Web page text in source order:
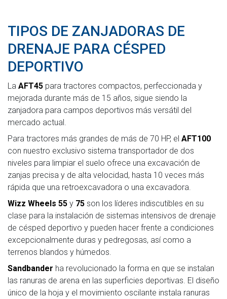
TIPOS DE ZANJADORAS DE
DRENAJE PARA CÉSPED
DEPORTIVO
La AFT45 para tractores compactos, perfeccionada y
mejorada durante más de 15 años, sigue siendo la
zanjadora para campos deportivos más versátil del
mercado actual.
Para tractores más grandes de más de 70 HP, el AFT100
con nuestro exclusivo sistema transportador de dos
niveles para limpiar el suelo ofrece una excavación de
zanjas precisa y de alta velocidad, hasta 10 veces más
rápida que una retroexcavadora o una excavadora.
Wizz Wheels 55 y 75 son los líderes indiscutibles en su
clase para la instalación de sistemas intensivos de drenaje
de césped deportivo y pueden hacer frente a condiciones
excepcionalmente duras y pedregosas, así como a
terrenos blandos y húmedos.
Sandbander ha revolucionado la forma en que se instalan
las ranuras de arena en las superficies deportivas. El diseño
único de la hoja y el movimiento oscilante instala ranuras